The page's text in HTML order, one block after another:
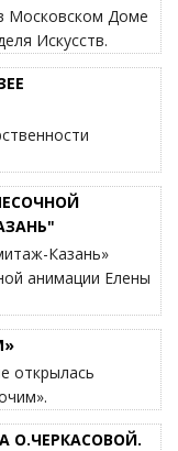
Московском Доме
Искусств.
Казань»
анимации Елены
открылась
О.ЧЕРКАСОВОЙ.